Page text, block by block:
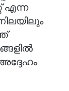
എന്ന